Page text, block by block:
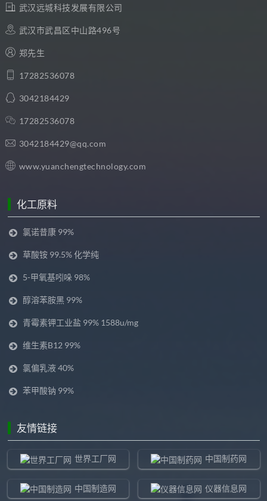
武汉远城科技发展有限公司
武汉市武昌区中山路496号
郑先生
17282536078
3042184429
17282536078
3042184429@qq.com
www.yuanchengtechnology.com
化工原料
氯诺昔康 99%
草酸铵 99.5% 化学纯
5-甲氧基吲哚 98%
醇溶苯胺黑 99%
青霉素钾工业盐 99% 1588u/mg
维生素B12 99%
氯偏乳液 40%
苯甲酸钠 99%
友情链接
世界工厂网 中国制药网
中国制造网 仪器信息网